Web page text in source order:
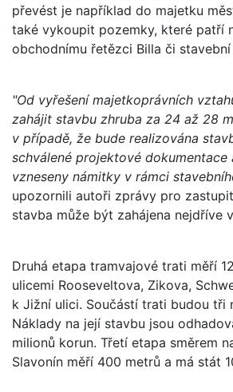
převést je například do majetku
také vykoupit pozemky, které patří
obchodnímu řetězci Billa či
"Od vyřešení majetkoprávních
zahájit stavbu zhruba za 24 až 28
v případě, že bude realizována
schválené projektové dokumentace
vzneseny námitky v rámci
upozornili autoři zprávy pro
stavba může být zahájena nejdříve
Druhá etapa tramvajové trati měří
ulicemi Rooseveltova, Zikova,
k Jižní ulici. Součástí trati budou tři
Náklady na její stavbu jsou
milionů korun. Třetí etapa směrem
Slavonín měří 400 metrů a má stát